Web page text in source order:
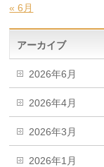
« 6月
アーカイブ
2026年6月
2026年4月
2026年3月
2026年1月